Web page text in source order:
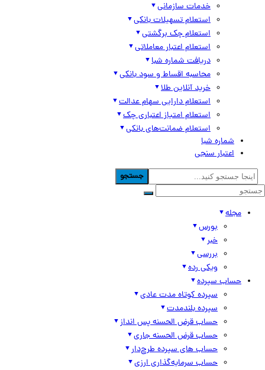
خدمات سازمانی
استعلام تسهیلات بانکی
استعلام چک برگشتی
استعلام اعتبار معاملاتی
دریافت شماره شبا
محاسبه اقساط و سود بانکی
خرید آنلاین طلا
استعلام دارایی سهام عدالت
استعلام امتیاز اعتباری چک
استعلام ضمانت‌های بانکی
شماره شبا
اعتبار سنجی
جستجو
مجله
بورس
خبر
بررسی
ویکی رده
حساب سپرده
سپرده کوتاه مدت عادی
سپرده بلندمدت
حساب قرض الحسنه پس انداز
حساب قرض الحسنه جاری
حساب های سپرده طرح‌دار
حساب سرمایه‌گذاری ارزی